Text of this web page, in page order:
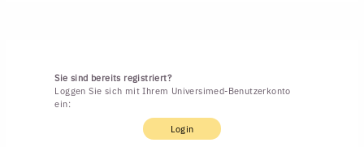
Sie sind bereits registriert?
Loggen Sie sich mit Ihrem Universimed-Benutzerkonto
ein:
Login